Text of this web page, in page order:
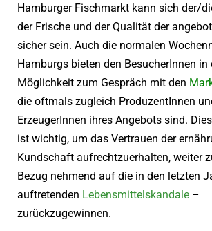
Hamburger Fischmarkt kann sich der/
der Frische und der Qualität der
sicher sein. Auch die normalen
Hamburgs bieten den BesucherInnen in
Möglichkeit zum Gespräch mit den
die oftmals zugleich ProduzentInnen
ErzeugerInnen ihres Angebots sind.
ist wichtig, um das Vertrauen der
Kundschaft aufrechtzuerhalten, weiter
Bezug nehmend auf die in den letzten
auftretenden Lebensmittelskandale –
zurückzugewinnen.